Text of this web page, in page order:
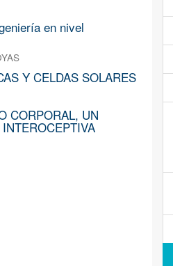
en nivel
Y CELDAS SOLARES
CORPORAL, UN